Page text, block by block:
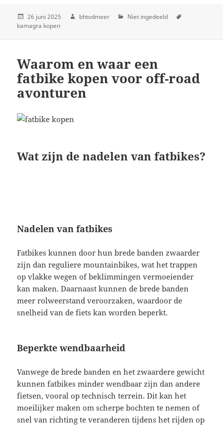
26 juni 2025 bhtvdmeer
Niet ingedeeld
kamagra kopen
Waarom en waar een
fatbike kopen voor off-road
avonturen
Wat zijn de nadelen van fatbikes?
Nadelen van fatbikes
Fatbikes kunnen door hun brede banden zwaarder
zijn dan reguliere mountainbikes, wat het trappen
op vlakke wegen of beklimmingen vermoeiender
kan maken. Daarnaast kunnen de brede banden
meer rolweerstand veroorzaken, waardoor de
snelheid van de fiets kan worden beperkt.
Beperkte wendbaarheid
Vanwege de brede banden en het zwaardere gewicht
kunnen fatbikes minder wendbaar zijn dan andere
fietsen, vooral op technisch terrein. Dit kan het
moeilijker maken om scherpe bochten te nemen of
snel van richting te veranderen tijdens het rijden op